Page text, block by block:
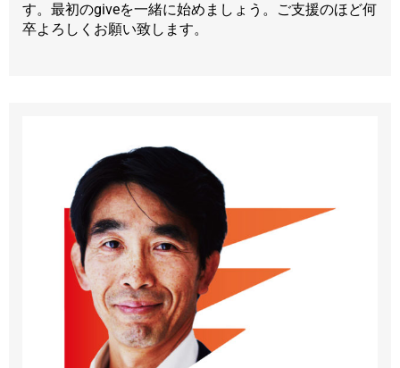
す。最初のgiveを一緒に始めましょう。ご支援のほど何
卒よろしくお願い致します。